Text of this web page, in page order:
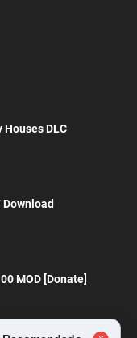
DLC
Download
MOD [Donate]